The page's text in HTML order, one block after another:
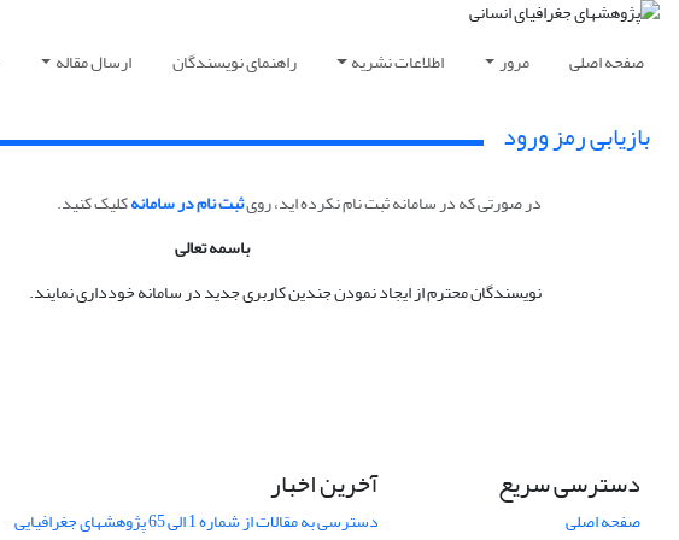
صفحه اصلی مرور اطلاعات نشریه راهنمای نویسندگان ارسال مقاله
بازیابی رمز ورود
در صورتی که در سامانه ثبت نام نکرده اید، رویثبت نام در سامانهکلیک کنید.
باسمه تعالی
نویسندگان محترم از ایجاد نمودن جندین کاربری جدید در سامانه خودداری نمایند.
دسترسی سریع
صفحه اصلی
آخرین اخبار
دسترسی به مقالات از شماره 1 الی 65 پژوهشهای جغرافیایی